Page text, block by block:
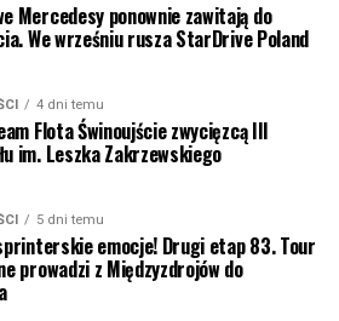
Mercedesy ponownie zawitają do
We wrześniu rusza StarDrive Poland
4 dni temu
Flota Świnoujście zwycięzcą III
im. Leszka Zakrzewskiego
5 dni temu
emocje! Drugi etap 83. Tour
prowadzi z Międzyzdrojów do